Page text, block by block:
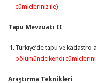
cümleleriniz ile)
Tapu Mevzuatı II
Türkiye’de tapu ve kadastro
bölümünde kendi
Araştırma Teknikleri